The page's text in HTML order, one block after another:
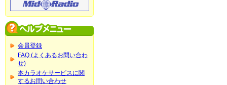
会員登録
FAQ (よくあるお問い合わ
せ)
本カラオケサービスに関
するお問い合わせ